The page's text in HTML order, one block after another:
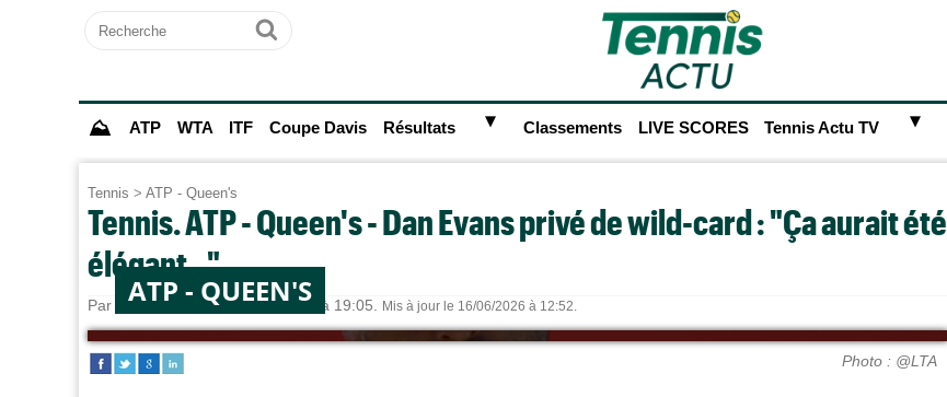
Recherche
Ok
⛰ ATP WTA ITF Coupe Davis Résultats ► Classements LIVE SCORES Tennis Actu TV ►
Tennis > ATP - Queen's
Tennis. ATP - Queen's - Dan Evans privé de wild-card : "Ça aurait été
élégant..."
Par Paul MOUGINle 15/06/2026 à 19:05. Mis à jour le 16/06/2026 à 12:52.
ATP - QUEEN'S
Photo : @LTA